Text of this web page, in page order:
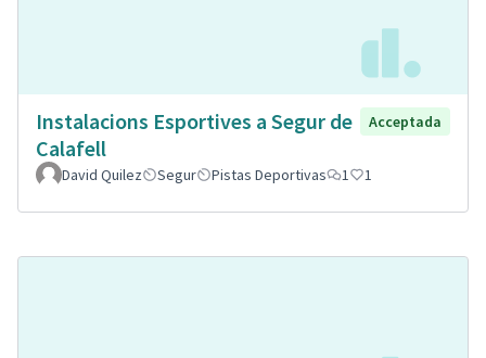
Instalacions Esportives a Segur de
Calafell
Acceptada
David Quilez Segur Pistas Deportivas 1 1